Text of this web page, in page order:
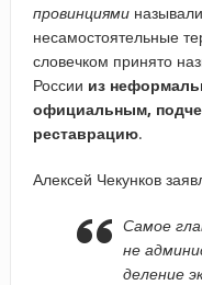
провинциями
несамостоятельные
словечком принято
России из
официальным,
реставрацию.
Алексей Чекунков
Самое
не
деление